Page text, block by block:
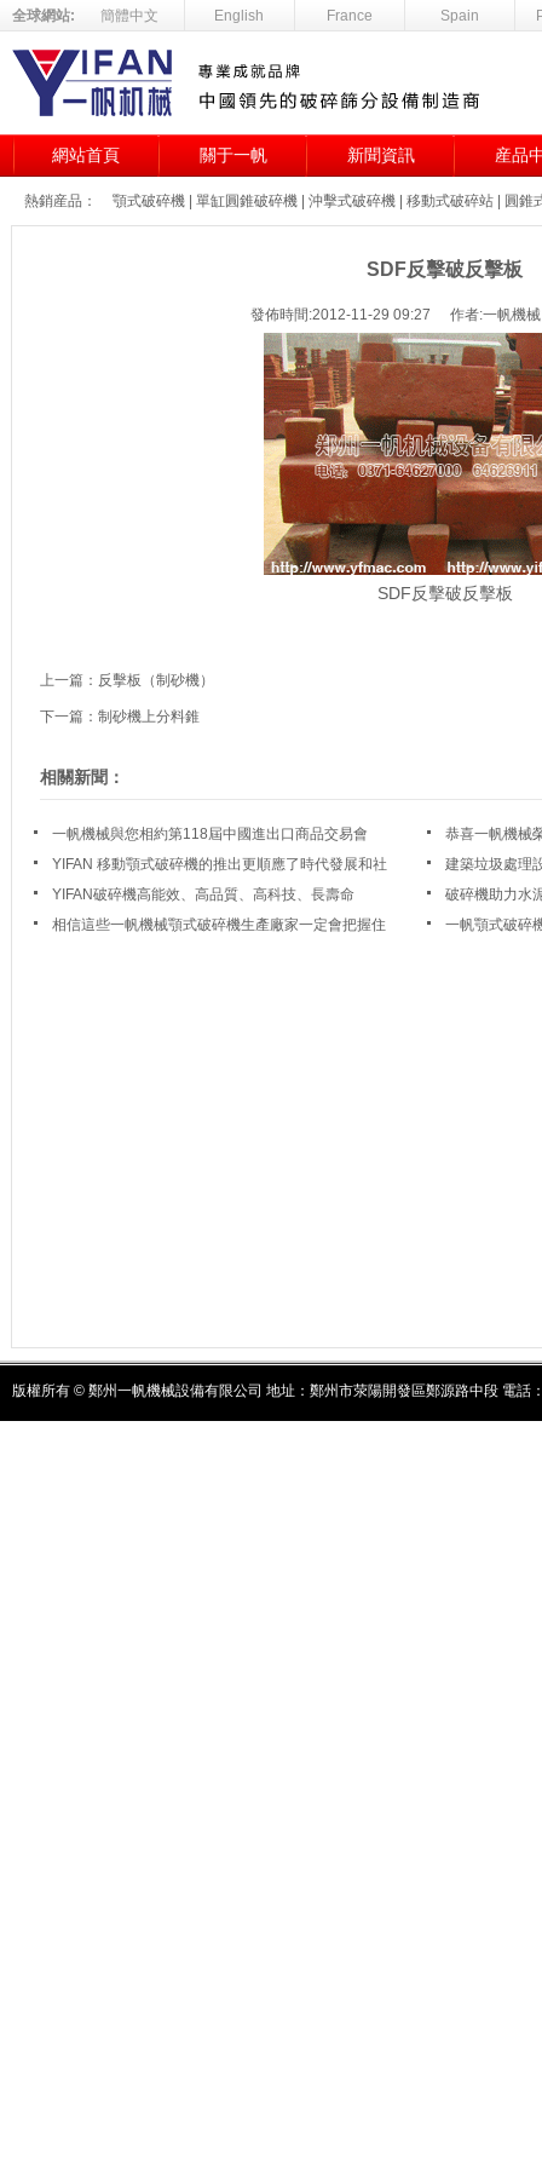
全球網站: 簡體中文 English France Spain
網站首頁 關于一帆 新聞資訊 産品
熱銷産品： 顎式破碎機 單缸圓錐破碎機 沖擊式破碎機 移動式破碎站 圓錐
SDF反擊破反擊板
發佈時間:2012-11-29 09:27 作者:一帆機械
SDF反擊破反擊板
上一篇： 反擊板（制砂機）
下一篇： 制砂機上分料錐
相關新聞：
一帆機械與您相約第118屆中國進出口商品交易會
恭喜一帆機械
YIFAN 移動顎式破碎機的推出更順應了時代發展和社
會發展
建築垃圾處理
YIFAN破碎機高能效、高品質、高科技、長壽命
破碎機助力水
轉型
相信這些一帆機械顎式破碎機生產廠家一定會把握住 一帆顎式破碎
版權所有 © 鄭州一帆機械設備有限公司 地址：鄭州市荥陽開發區鄭源路中段 電話